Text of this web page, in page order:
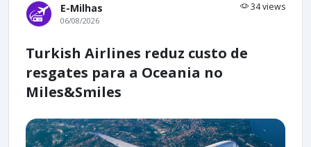
E-Milhas 34 views
06/08/2026
Turkish Airlines reduz custo de
resgates para a Oceania no
Miles&Smiles